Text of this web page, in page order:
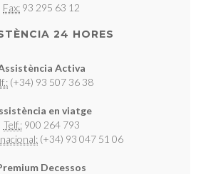
Fax: 93 295 63 12
24 HORES
Activa
(+34) 93 507 36 38
en viatge
Telf.:900 264 793
(+34) 93 047 51 06
Decessos